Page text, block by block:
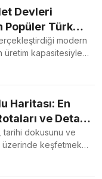
Devleri
Popüler Türk
ve Dev Bisiklet
modern
üretim kapasitesiyle
Haritası: En
ve Detaylı
tarihi dokusunu ve
üzerinde keşfetmek